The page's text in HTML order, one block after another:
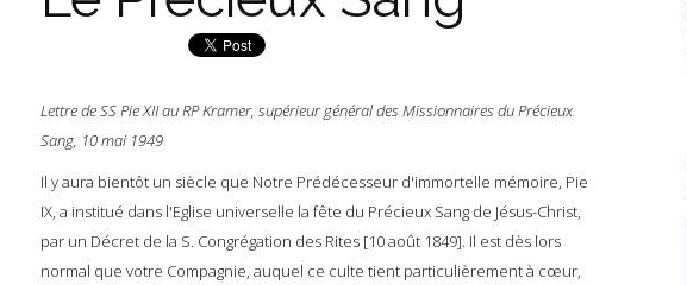
Lettre de SS Pie XII au RP Kramer, supérieur général des Missionnaires du Précieux
Sang, 10 mai 1949
Il y aura bientôt un siècle que Notre Prédécesseur d'immortelle mémoire, Pie
IX, a institué dans l'Eglise universelle la fête du Précieux Sang de Jésus-Christ,
par un Décret de la S. Congrégation des Rites [10 août 1849]. Il est dès lors
normal que votre Compagnie, auquel ce culte tient particulièrement à cœur,